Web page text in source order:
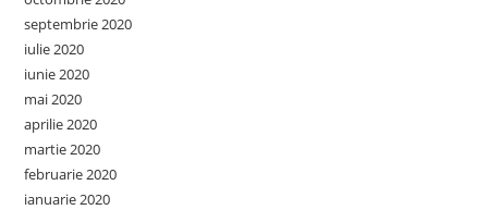
septembrie 2020
iulie 2020
iunie 2020
mai 2020
aprilie 2020
martie 2020
februarie 2020
ianuarie 2020